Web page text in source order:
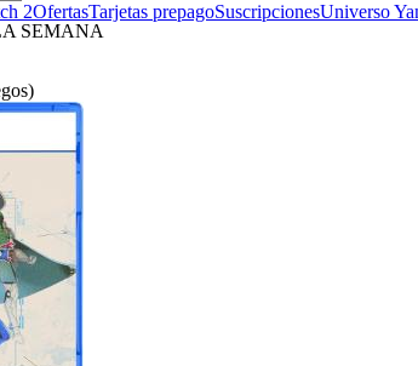
2OfertasTarjetas prepagoSuscripcionesUniverso
SEMANA